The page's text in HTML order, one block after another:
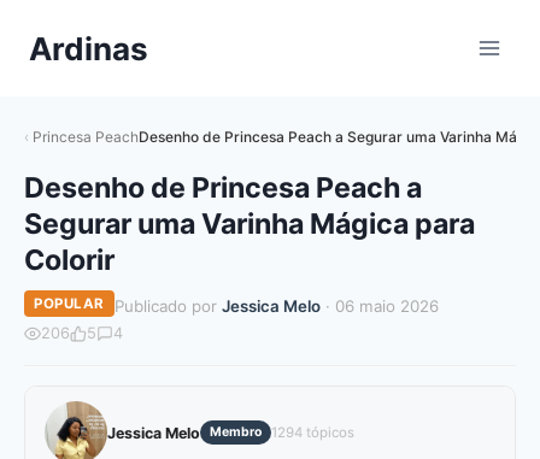
paraArdinas
Princesa PeachDesenho de Princesa Peach a Segurar uma Varinha
Desenho de Princesa Peach a
Segurar uma Varinha Mágica para
Colorir
POPULAR Publicado por Jessica Melo· 06 maio 2026
206 5 4
Jessica Melo Membro 1294 tópicos